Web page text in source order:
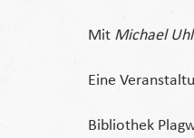
Mit Michael Uhl
Eine
Bibliothek